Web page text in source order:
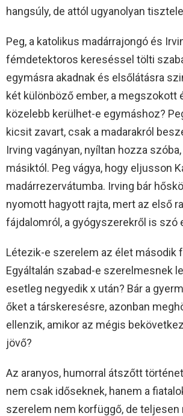
hangsúly, de attól ugyanolyan
Peg, a katolikus madárrajongó és
fémdetektoros kereséssel tölti
egymásra akadnak és elsőlátásra
két különböző ember, a megszokott
közelebb kerülhet-e egymáshoz?
kicsit zavart, csak a madarakról
Irving vagányan, nyíltan hozza
másiktól. Peg vágya, hogy eljusson
madárrezervátumba. Irving bár
nyomott hagyott rajta, mert az első
fájdalomról, a gyógyszerekről is szó
Létezik-e szerelem az élet második
Egyáltalán szabad-e szerelmesnek
esetleg negyedik x után? Bár a
őket a társkeresésre, azonban
ellenzik, amikor az mégis
jövő?
Az aranyos, humorral átszőtt
nem csak időseknek, hanem a
szerelem nem korfüggő, de teljesen